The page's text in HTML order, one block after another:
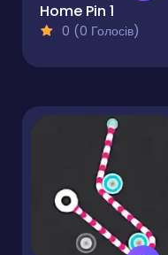
Home Pin 1
0 (0 Голосів)